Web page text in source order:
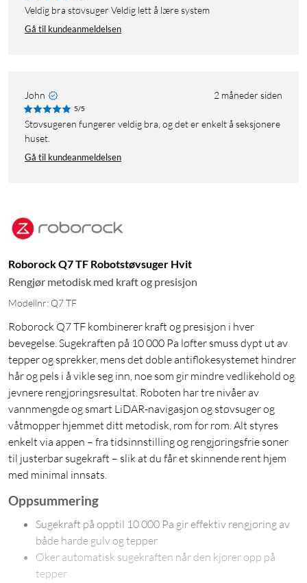
Veldig bra støvsuger Veldig lett å lære system
Gå til kundeanmeldelsen
John 2 måneder siden
5/5
Støvsugeren fungerer veldig bra, og det er enkelt å seksjonere
huset.
Gå til kundeanmeldelsen
Roborock Q7 TF Robotstøvsuger Hvit
Rengjør metodisk med kraft og presisjon
Modellnr: Q7 TF
Roborock Q7 TF kombinerer kraft og presisjon i hver
bevegelse. Sugekraften på 10 000 Pa løfter smuss dypt ut av
tepper og sprekker, mens det doble antiflokesystemet hindrer
hår og pels i å vikle seg inn, noe som gir mindre vedlikehold og
jevnere rengjøringsresultat. Roboten har tre nivåer av
vannmengde og smart LiDAR-navigasjon og støvsuger og
våtmopper hjemmet ditt metodisk, rom for rom. Alt styres
enkelt via appen – fra tidsinnstilling og rengjøringsfrie soner
til justerbar sugekraft – slik at du får et skinnende rent hjem
med minimal innsats.
Oppsummering
Sugekraft på opptil 10 000 Pa gir effektiv rengjøring av
både harde gulv og tepper
Øker automatisk sugekraften når den kjører opp på
tepper